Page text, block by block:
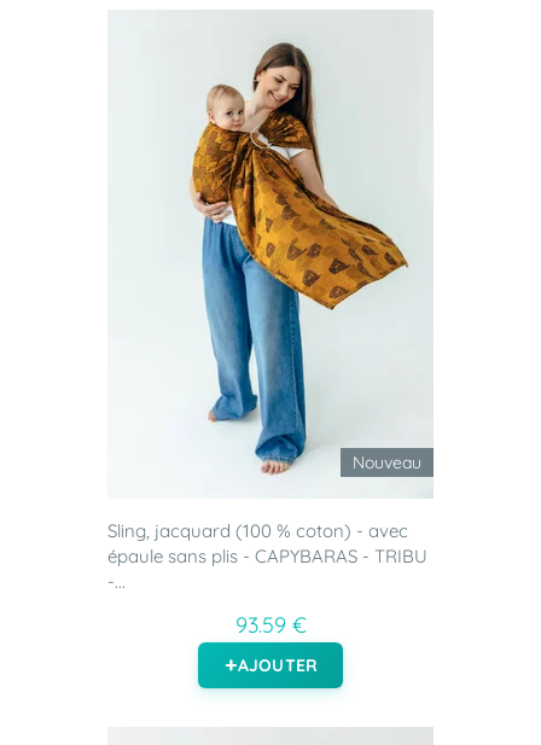
Nouveau
Sling, jacquard (100 % coton) - avec
épaule sans plis - CAPYBARAS - TRIBU
-...
93.59 €
AJOUTER